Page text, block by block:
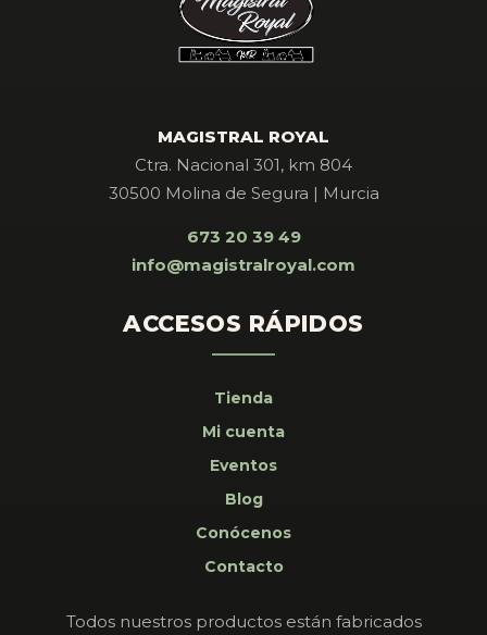
MAGISTRAL ROYAL
Ctra. Nacional 301, km 804
30500 Molina de Segura | Murcia
673 20 39 49
info@magistralroyal.com
ACCESOS RÁPIDOS
Tienda
Mi cuenta
Eventos
Blog
Conócenos
Contacto
Todos nuestros productos están fabricados